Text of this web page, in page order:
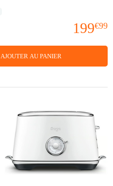
199€99
AJOUTER AU PANIER